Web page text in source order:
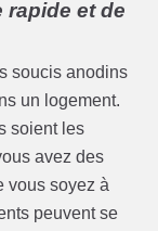
rapide et de
soucis anodins
un logement.
soient les
avez des
vous soyez à
peuvent se